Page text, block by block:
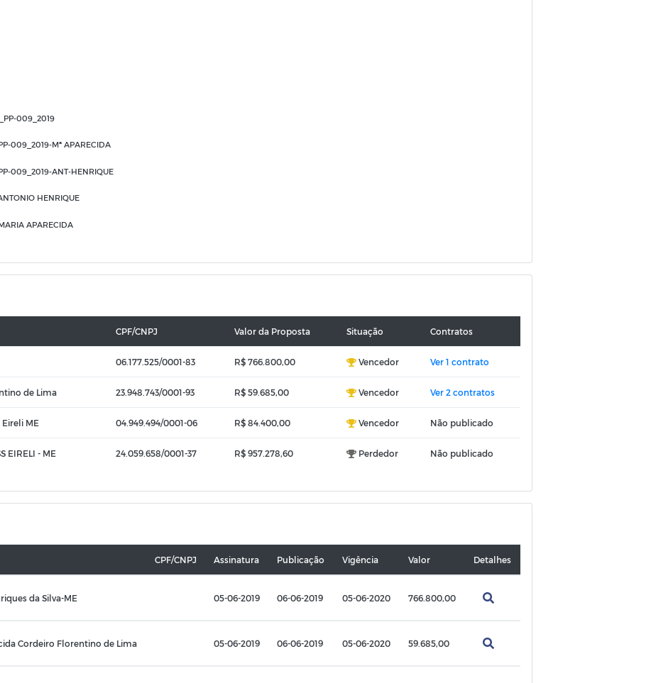
009_2019
009_2019-Mª APARECIDA
009_2019-ANT-HENRIQUE
HENRIQUE
APARECIDA
CPF/CNPJ Valor da Proposta Situação Contratos
06.177.525/0001-83 R$ 766.800,00 Vencedor Ver 1 contrato
de Lima 23.948.743/0001-93 R$ 59.685,00 Vencedor Ver 2 contratos
ME 04.949.494/0001-06 R$ 84.400,00 Vencedor Não publicado
EIRELI - ME 24.059.658/0001-37 R$ 957.278,60 Perdedor Não publicado
CPF/CNPJ Assinatura Publicação Vigência Valor Detalhes
da Silva-ME 05-06-2019 06-06-2019 05-06-2020 766.800,00
Cordeiro Florentino de Lima 05-06-2019 06-06-2019 05-06-2020 59.685,00